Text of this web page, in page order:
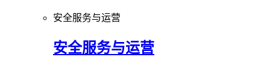
安全服务与运营
安全服务与运营